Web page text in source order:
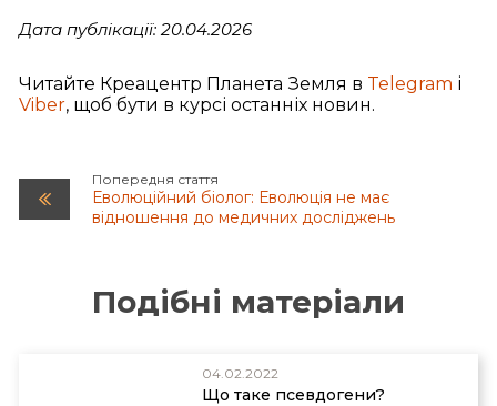
Дата публікації: 20.04.2026
Читайте Креацентр Планета Земля в Telegram і
Viber, щоб бути в курсі останніх новин.
Попередня стаття
Еволюційний біолог: Еволюція не має
відношення до медичних досліджень
Подібні матеріали
04.02.2022
Що таке псевдогени?